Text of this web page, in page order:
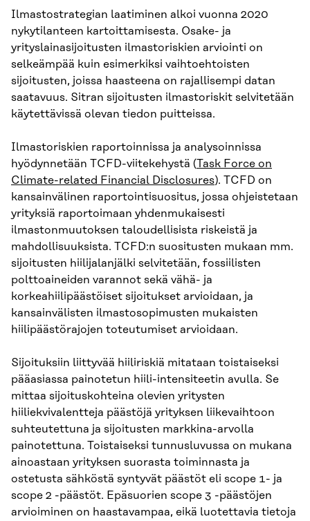
Ilmastostrategian laatiminen alkoi vuonna 2020
nykytilanteen kartoittamisesta. Osake- ja
yrityslainasijoitusten ilmastoriskien arviointi on
selkeämpää kuin esimerkiksi vaihtoehtoisten
sijoitusten, joissa haasteena on rajallisempi datan
saatavuus. Sitran sijoitusten ilmastoriskit selvitetään
käytettävissä olevan tiedon puitteissa.
Ilmastoriskien raportoinnissa ja analysoinnissa
hyödynnetään TCFD-viitekehystä (Task Force on
Climate-related Financial Disclosures). TCFD on
kansainvälinen raportointisuositus, jossa ohjeistetaan
yrityksiä raportoimaan yhdenmukaisesti
ilmastonmuutoksen taloudellisista riskeistä ja
mahdollisuuksista. TCFD:n suositusten mukaan mm.
sijoitusten hiilijalanjälki selvitetään, fossiilisten
polttoaineiden varannot sekä vähä- ja
korkeahiilipäästöiset sijoitukset arvioidaan, ja
kansainvälisten ilmastosopimusten mukaisten
hiilipäästörajojen toteutumiset arvioidaan.
Sijoituksiin liittyvää hiiliriskiä mitataan toistaiseksi
pääasiassa painotetun hiili-intensiteetin avulla. Se
mittaa sijoituskohteina olevien yritysten
hiiliekvivalentteja päästöjä yrityksen liikevaihtoon
suhteutettuna ja sijoitusten markkina-arvolla
painotettuna. Toistaiseksi tunnusluvussa on mukana
ainoastaan yrityksen suorasta toiminnasta ja
ostetusta sähköstä syntyvät päästöt eli scope 1- ja
scope 2 -päästöt. Epäsuorien scope 3 -päästöjen
arvioiminen on haastavampaa, eikä luotettavia tietoja